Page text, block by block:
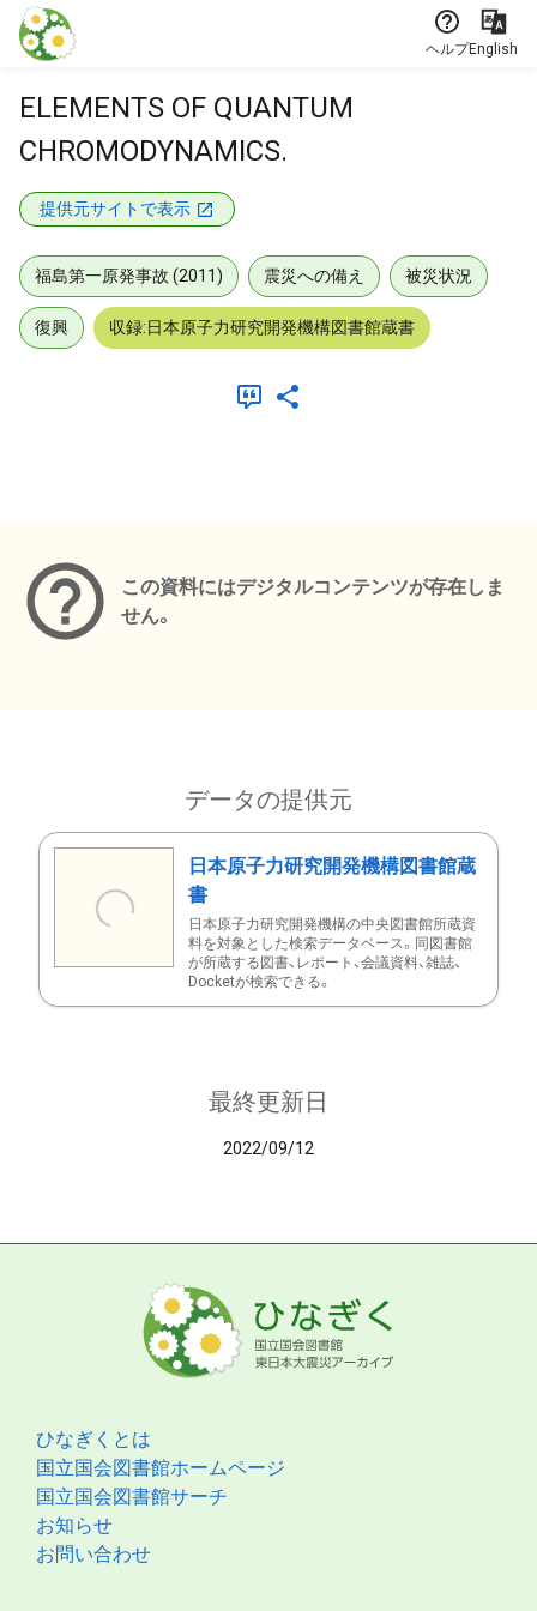
本文に飛ぶ
ヘルプEnglish
ELEMENTS OF QUANTUM
CHROMODYNAMICS.
提供元サイトで表示
福島第一原発事故 (2011) 震災への備え 被災状況
復興 収録:日本原子力研究開発機構図書館蔵書
この資料にはデジタルコンテンツが存在しま
せん。
データの提供元
日本原子力研究開発機構図書館蔵
書
日本原子力研究開発機構の中央図書館所蔵資
料を対象とした検索データベース。同図書館
が所蔵する図書、レポート、会議資料、雑誌、
Docketが検索できる。
最終更新日
2022/09/12
ひなぎくとは
国立国会図書館ホームページ
国立国会図書館サーチ
お知らせ
お問い合わせ